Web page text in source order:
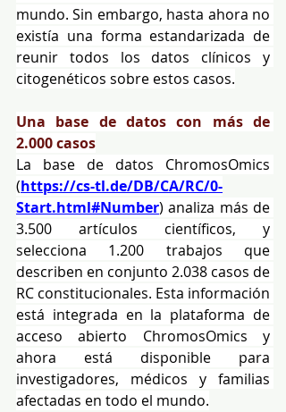
mundo. Sin embargo, hasta ahora no
existía una forma estandarizada de
reunir todos los datos clínicos y
citogenéticos sobre estos casos.
Una base de datos con más de
2.000 casos
La base de datos ChromosOmics
(https://cs-tl.de/DB/CA/RC/0-
Start.html#Number) analiza más de
3.500 artículos científicos, y
selecciona 1.200 trabajos que
describen en conjunto 2.038 casos de
RC constitucionales. Esta información
está integrada en la plataforma de
acceso abierto ChromosOmics y
ahora está disponible para
investigadores, médicos y familias
afectadas en todo el mundo.